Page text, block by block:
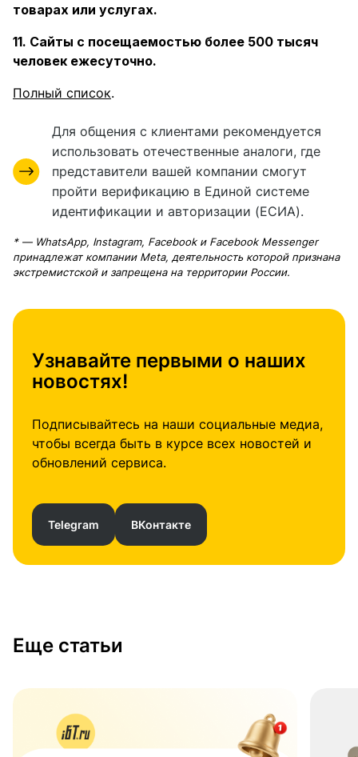
товарах или услугах.
11. Сайты с посещаемостью более 500 тысяч
человек ежесуточно.
Полный список.
Для общения с клиентами рекомендуется
использовать отечественные аналоги, где
представители вашей компании смогут
пройти верификацию в Единой системе
идентификации и авторизации (ЕСИА).
* — WhatsApp, Instagram, Facebook и Facebook Messenger
принадлежат компании Meta, деятельность которой признана
экстремистской и запрещена на территории России.
Узнавайте первыми о наших
новостях!
Подписывайтесь на наши социальные медиа,
чтобы всегда быть в курсе всех новостей и
обновлений сервиса.
Telegram ВКонтакте
Еще статьи